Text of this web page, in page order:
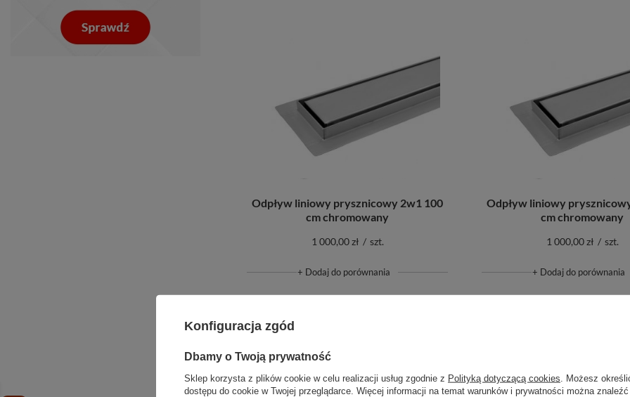
Odpływ liniowy prysznicowy 2w1 100
cm chromowany
1 000,00 zł / szt.
+ Dodaj do porównania
Odpływ liniowy
cm chromowany
1 000,00 zł / szt.
+ Dodaj do porównania
Konfiguracja zgód
Dbamy o Twoją prywatność
Sklep korzysta z plików cookie w celu realizacji usług zgodnie z Polityką dotyczącą cookies . Możesz
dostępu do cookie w Twojej przeglądarce. Więcej informacji na temat warunków i prywatności można